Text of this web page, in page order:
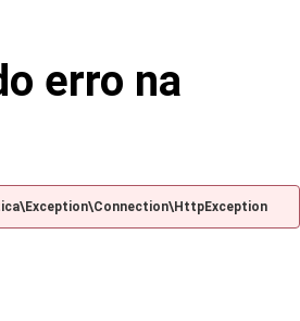
erro na